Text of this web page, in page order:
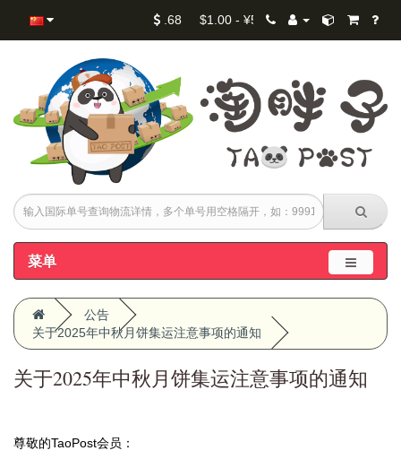
RM1.00 - ¥1.68 $1.00 - ¥5.30 ¥1.00 - ¥1.00
菜单
公告
关于2025年中秋月饼集运注意事项的通知
关于2025年中秋月饼集运注意事项的通知
尊敬的TaoPost会员：